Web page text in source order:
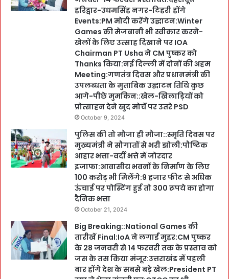
हरिद्वार-उधमसिंह नगर-टिहरी होंगे
Events:PM मोदी करेंगे उद्घाटन:Winter
Games की मेजबानी भी स्वीकार करने-
खेलों के लिए उत्साह दिखाने पर IOA
Chairman PT Usha ने CM पुष्कर को
Thanks किया:नई दिल्ली में दोनों की अहम
Meeting:गणतंत्र दिवस और प्रधानमंत्री की
उपलब्धता के मुताबिक उद्घाटन तिथि कुछ
आगे-पीछे मुमकिन::खेल-खिलाड़ियों को
प्रोत्साहन देने खुद मोर्चे पर उतरे PSD
October 9, 2024
पुलिस की तो मौजा ही मौजा::स्मृति दिवस पर
मुख्यमंत्री ने सौगातों से भरी झोली:पौष्टिक
आहार भत्ता-वर्दी भत्ते में जोरदार
इजाफा:आवासीय भवनों के निर्माण के लिए
100 करोड़ भी मिलेंगे:9 हजार फीट से अधिक
ऊंचाई पर पोस्टिंग हुई तो 300 रूपये का होगा
दैनिक भत्ता
October 21, 2024
Big Breaking::National Games की
तारीखें Final:IoA ने लगाईं मुहर:CM पुष्कर
के 28 जनवरी से 14 फरवरी तक के प्रस्ताव को
जस के तस किया मंजूर:उत्तराखंड में पहली
बार होंगे देश के सबसे बड़े खेल:President PT